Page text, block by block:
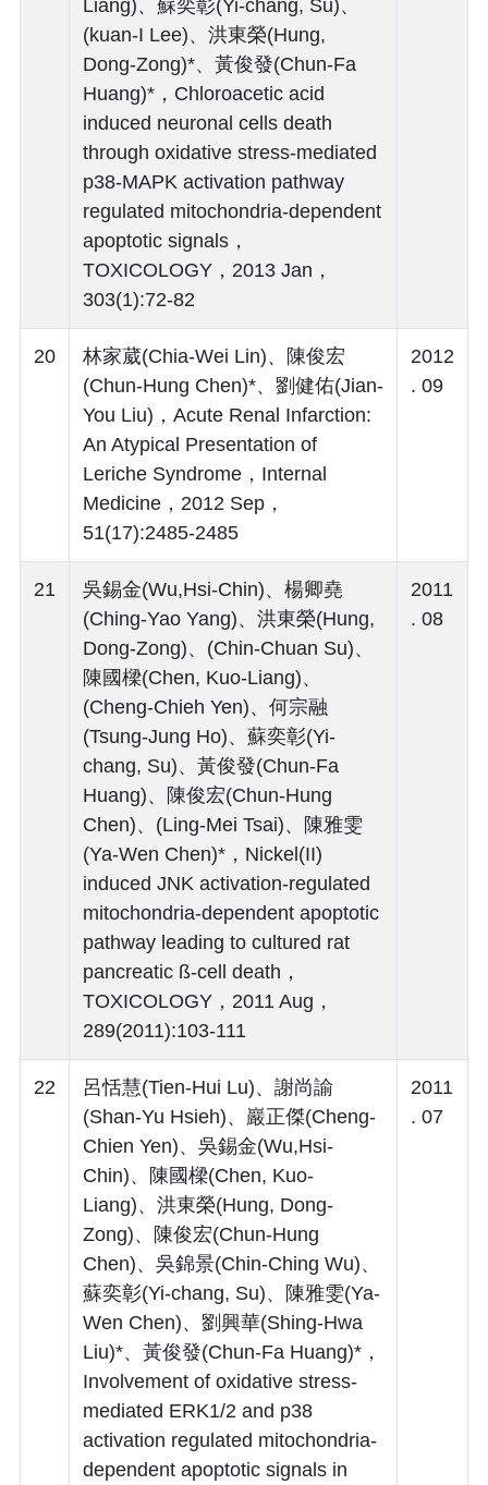
Liang)、蘇奕彰(Yi-chang, Su)、
(kuan-I Lee)、洪東榮(Hung,
Dong-Zong)*、黃俊發(Chun-Fa
Huang)*，Chloroacetic acid
induced neuronal cells death
through oxidative stress-mediated
p38-MAPK activation pathway
regulated mitochondria-dependent
apoptotic signals，
TOXICOLOGY，2013 Jan，
303(1):72-82
20
林家葳(Chia-Wei Lin)、陳俊宏
(Chun-Hung Chen)*、劉健佑(Jian-
You Liu)，Acute Renal Infarction:
An Atypical Presentation of
Leriche Syndrome，Internal
Medicine，2012 Sep，
51(17):2485-2485
2012
. 09
21
吳錫金(Wu,Hsi-Chin)、楊卿堯
(Ching-Yao Yang)、洪東榮(Hung,
Dong-Zong)、(Chin-Chuan Su)、
陳國樑(Chen, Kuo-Liang)、
(Cheng-Chieh Yen)、何宗融
(Tsung-Jung Ho)、蘇奕彰(Yi-
chang, Su)、黃俊發(Chun-Fa
Huang)、陳俊宏(Chun-Hung
Chen)、(Ling-Mei Tsai)、陳雅雯
(Ya-Wen Chen)*，Nickel(II)
induced JNK activation-regulated
mitochondria-dependent apoptotic
pathway leading to cultured rat
pancreatic ß-cell death，
TOXICOLOGY，2011 Aug，
289(2011):103-111
2011
. 08
22
呂恬慧(Tien-Hui Lu)、謝尚諭
(Shan-Yu Hsieh)、巖正傑(Cheng-
Chien Yen)、吳錫金(Wu,Hsi-
Chin)、陳國樑(Chen, Kuo-
Liang)、洪東榮(Hung, Dong-
Zong)、陳俊宏(Chun-Hung
Chen)、吳錦景(Chin-Ching Wu)、
蘇奕彰(Yi-chang, Su)、陳雅雯(Ya-
Wen Chen)、劉興華(Shing-Hwa
Liu)*、黃俊發(Chun-Fa Huang)*，
Involvement of oxidative stress-
mediated ERK1/2 and p38
activation regulated mitochondria-
dependent apoptotic signals in
2011
. 07